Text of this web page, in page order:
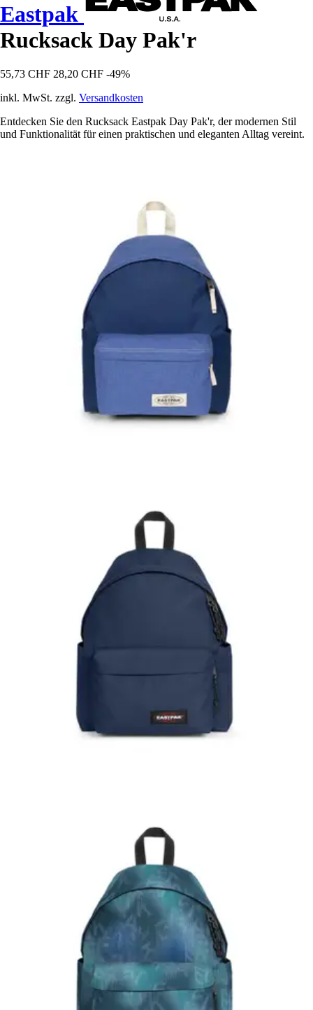
Eastpak
Rucksack Day Pak'r
55,73 CHF 28,20 CHF -49%
inkl. MwSt. zzgl. Versandkosten
Entdecken Sie den Rucksack Eastpak Day Pak'r, der modernen Stil
und Funktionalität für einen praktischen und eleganten Alltag vereint.